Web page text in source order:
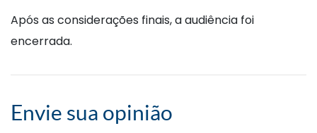
Após as considerações finais, a audiência foi
encerrada.
Envie sua opinião